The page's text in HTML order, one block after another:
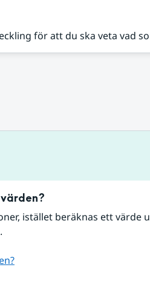
för att du ska veta vad
istället beräknas ett värde